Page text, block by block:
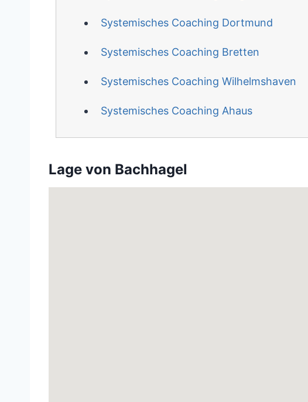
Systemisches Coaching Dortmund
Systemisches Coaching Bretten
Systemisches Coaching Wilhelmshaven
Systemisches Coaching Ahaus
Lage von Bachhagel